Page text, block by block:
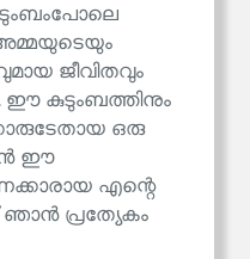
ജീവിതവും
ഈ കുടുംബത്തിനും
ഒരു
ഈ
എന്റെ
പ്രത്യേകം